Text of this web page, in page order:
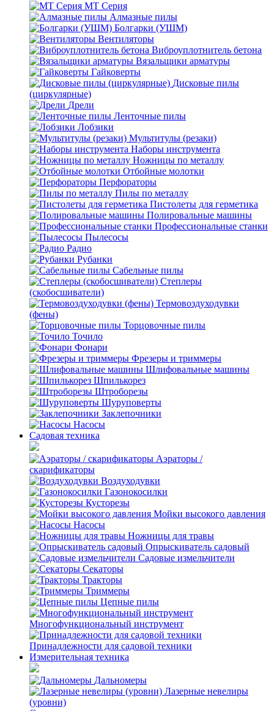
MT Серия
Алмазные пилы
Болгарки (УШМ)
Вентиляторы
Виброуплотнитель бетона
Вязальщики арматуры
Гайковерты
Дисковые пилы
(циркулярные)
Дрели
Ленточные пилы
Лобзики
Мультитулы (резаки)
Наборы инструмента
Ножницы по металлу
Отбойные молотки
Перфораторы
Пилы по металлу
Пистолеты для герметика
Полировальные машины
Профессиональные станки
Пылесосы
Радио
Рубанки
Сабельные пилы
Степлеры
(скобосшиватели)
Термовоздуходувки
(фены)
Торцовочные пилы
Точило
Фонари
Фрезеры и триммеры
Шлифовальные машины
Шпилькорез
Штроборезы
Шуруповерты
Заклепочники
Насосы
Садовая техника
Аэраторы /
скарификаторы
Воздуходувки
Газонокосилки
Кусторезы
Мойки высокого давления
Насосы
Ножницы для травы
Опрыскиватель садовый
Садовые измельчители
Секаторы
Тракторы
Триммеры
Цепные пилы
Многофункциональный инструмент
Принадлежности для садовой техники
Измерительная техника
Дальномеры
Лазерные невелиры
(уровни)